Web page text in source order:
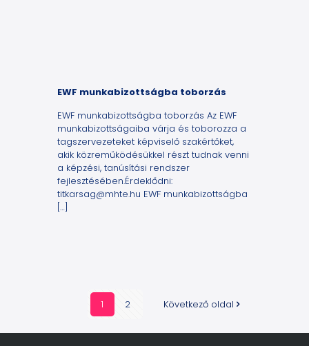
EWF munkabizottságba toborzás
EWF munkabizottságba toborzás Az EWF
munkabizottságaiba várja és toborozza a
tagszervezeteket képviselő szakértőket,
akik közreműködésükkel részt tudnak venni
a képzési, tanúsítási rendszer
fejlesztésében.Érdeklődni:
titkarsag@mhte.hu EWF munkabizottságba
[…]
1 2 Következő oldal